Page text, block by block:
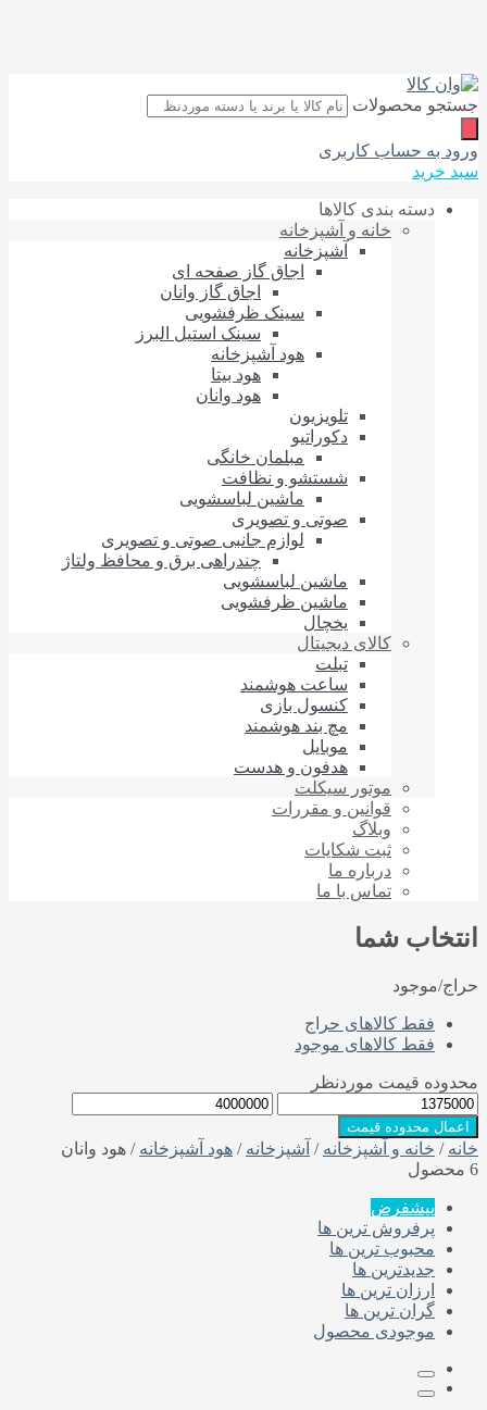
جستجو محصولات
ورود به حساب کاربری
سبد خرید
دسته بندی کالاها
خانه و آشپزخانه
آشپزخانه
اجاق گاز صفحه‌ ای
اجاق گاز وانان
سینک ظرفشویی
سینک استیل البرز
هود آشپزخانه
هود بیتا
هود وانان
تلویزیون
دکوراتیو
مبلمان خانگی
شستشو و نظافت
ماشین لباسشویی
صوتی و تصویری
لوازم جانبی صوتی و تصویری
چندراهی برق و محافظ ولتاژ
ماشین لباسشویی
ماشین ظرفشویی
یخچال
کالای دیجیتال
تبلت
ساعت هوشمند
کنسول بازی
مچ بند هوشمند
موبایل
هدفون و هدست
موتور سیکلت
قوانین و مقررات
وبلاگ
ثبت شکایات
درباره‌ ما
تماس با ما
انتخاب شما
حراج/موجود
فقط کالاهای حراج
فقط کالاهای موجود
محدوده قیمت موردنظر
اعمال محدوده قیمت
خانه / خانه و آشپزخانه / آشپزخانه / هود آشپزخانه / هود وانان
6 محصول
پیشفرض
پرفروش ترین ها
محبوب ترین ها
جدیدترین ها
ارزان ترین ها
گران ترین ها
موجودی محصول